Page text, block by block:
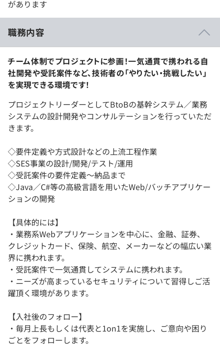
があります
職務内容
チーム体制でプロジェクトに参画！一気通貫で携われる自
社開発や受託案件など、技術者の「やりたい・挑戦したい」
を実現できる環境です！
プロジェクトリーダーとしてBtoBの基幹システム／業務
システムの設計開発やコンサルテーションを行っていただ
きます。
◇要件定義や方式設計などの上流工程作業
◇SES事業の設計/開発/テスト/運用
◇受託案件の要件定義～納品まで
◇Java／C#等の高級言語を用いたWeb/バッチアプリケー
ションの開発
【具体的には】
・業務系Webアプリケーションを中心に、金融、証券、
クレジットカード、保険、航空、メーカーなどの幅広い業
界に携われます。
・受託案件で一気通貫してシステムに携われます。
・ニーズが高まっているセキュリティについて習得しご活
躍頂く環境があります。
【入社後のフォロー】
・毎月上長もしくは代表と1on1を実施し、ご意向や困り
ごとをフォローします。